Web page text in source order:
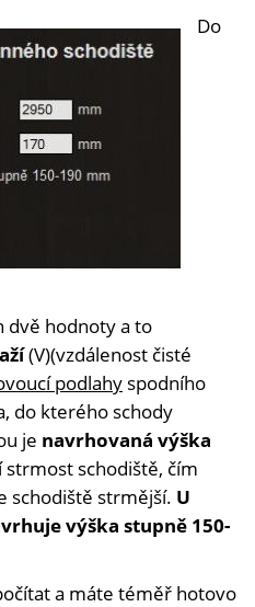
Do
dvě hodnoty a to
(V)(vzdálenost čisté
podlahy spodního
do kterého schody
je navrhovaná výška
strmost schodiště, čím
schodiště strmější. U
výška stupně 150-
a máte téměř hotovo